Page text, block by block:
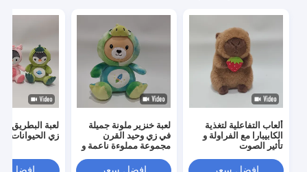
ألعاب التفاعلية لتغذية
الكابيبارا مع الفراولة و
تأثير الصوت
لعبة خنزير ملونة جميلة
في زي وحيد القرن
مجموعة مملوءة ناعمة و
لعبة البطريق
زي الحيوانات